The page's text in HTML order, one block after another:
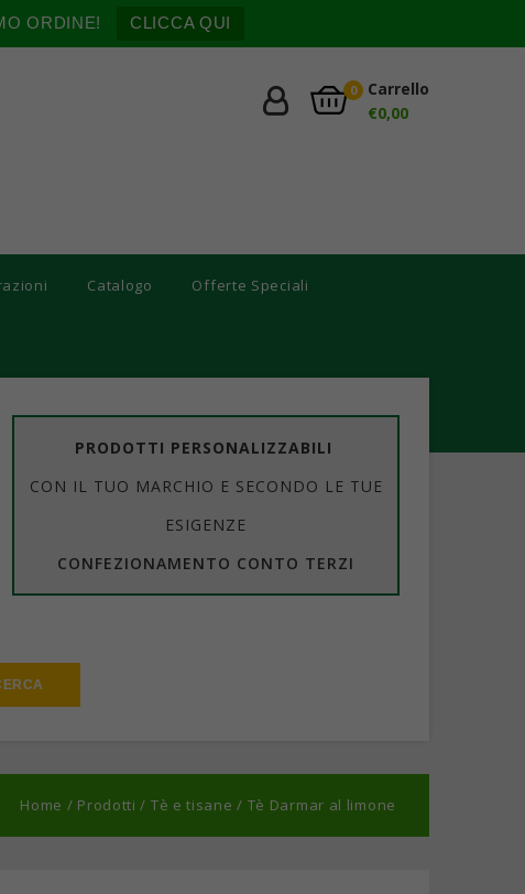
ORDINE! CLICCA QUI
0
Carrello
€0,00
Catalogo Offerte Speciali
PRODOTTI PERSONALIZZABILI
CON IL TUO MARCHIO E SECONDO LE TUE
ESIGENZE
CONFEZIONAMENTO CONTO TERZI
Home / Prodotti / Tè e tisane / Tè Darmar al limone